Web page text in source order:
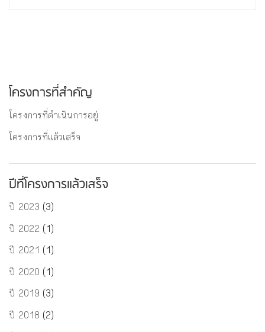
โครงการที่สำคัญ
โครงการที่ดำเนินการอยู่
โครงการที่แล้วเสร็จ
ปีที่โครงการแล้วเสร็จ
ปี 2023 (3)
ปี 2022 (1)
ปี 2021 (1)
ปี 2020 (1)
ปี 2019 (3)
ปี 2018 (2)